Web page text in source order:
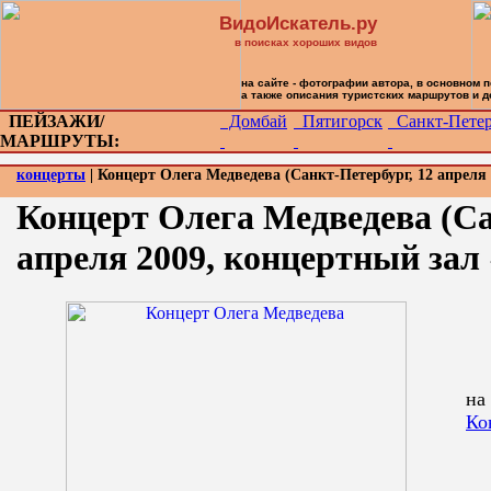
ПЕЙЗАЖИ/
МАРШРУТЫ:
Домбай Пятигорск Санкт-
концерты | Концерт Олега Медведева (Санкт-Петербург, 12
Концерт Олега Медведева
апреля 2009, концертный
на
ВидоИскатель.ру
в поисках хороших видов
на сайте - фотографии автора, в основном
а также описания туристских маршрутов и